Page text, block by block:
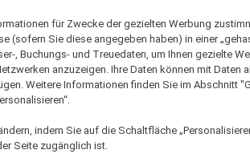
für Zwecke der gezielten Werbung
(sofern Sie diese angegeben haben) in einer
, Buchungs- und Treuedaten, um Ihnen gezielte
anzuzeigen. Ihre Daten können mit Daten
Weitere Informationen finden Sie im Abschnitt
indem Sie auf die Schaltfläche
Seite zugänglich ist.